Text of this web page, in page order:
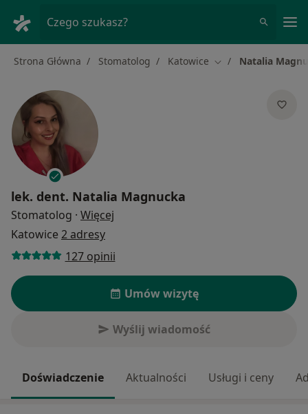
Czego szukasz?
Strona Główna Stomatolog Katowice Zmień miasto
Natalia
lek. dent. Natalia Magnucka
Stomatolog · Więcej
Katowice 2 adresy
127 opinii
Umów wizytę
Wyślij wiadomość
Doświadczenie Aktualności Usługi i ceny